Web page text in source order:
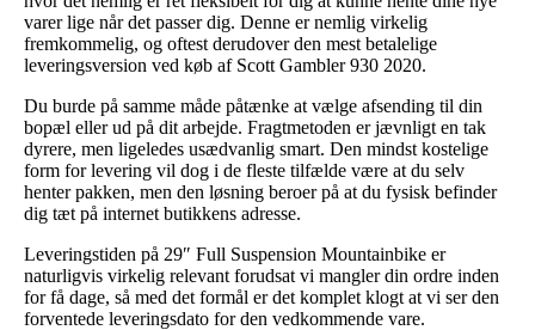
varer lige når det passer dig. Denne er nemlig virkelig
fremkommelig, og oftest derudover den mest betalelige
leveringsversion ved køb af Scott Gambler 930 2020.
Du burde på samme måde påtænke at vælge afsending til din
bopæl eller ud på dit arbejde. Fragtmetoden er jævnligt en tak
dyrere, men ligeledes usædvanlig smart. Den mindst kostelige
form for levering vil dog i de fleste tilfælde være at du selv
henter pakken, men den løsning beroer på at du fysisk befinder
dig tæt på internet butikkens adresse.
Leveringstiden på 29″ Full Suspension Mountainbike er
naturligvis virkelig relevant forudsat vi mangler din ordre inden
for få dage, så med det formål er det komplet klogt at vi ser den
forventede leveringsdato for den vedkommende vare.